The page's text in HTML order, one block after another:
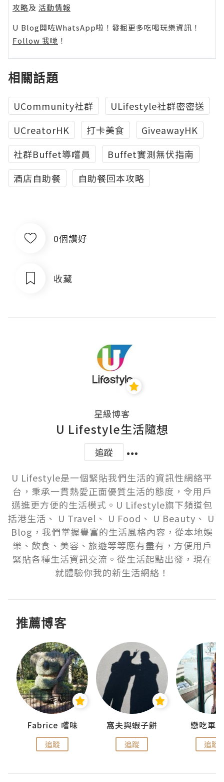
攻略及 活動情報
U Blog開咗WhatsApp啦！發掘更多吃喝玩樂資訊！
Follow 我哋 ！
相關話題
UCommunity社群
ULifestyle社群密密送
UCreatorHK
打卡美食
GiveawayHK
社群Buffet導嚐員
Buffet實測無伏指南
酒店自助餐
自助餐回本攻略
0個讚好
收藏
星級博客
U Lifestyle生活隨想
追蹤
U Lifestyle是一個緊貼我們生活的資訊性網絡平
台，秉承一貫熱愛正面優質生活的態度，令用戶
邁進更方便的生活模式。U Lifestyle旗下頻道包
括港生活、 U Travel、 U Food、 U Beauty、 U
Blog，我們掌握豐富的生活風格內容，從本地娛
樂、飲食、美容、旅遊等等應有盡有，方便用戶
緊貼各種生活資訊交流。從生活起點出發，現在
就體驗你我的新生活網絡！
推薦博客
Fabrice 嚐味
追蹤
窩夫與蝦子餅
追蹤
戀吃車
追蹤